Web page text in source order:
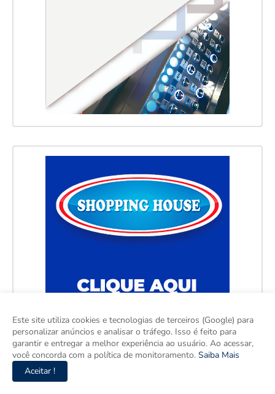
Este site utiliza cookies e tecnologias de terceiros (Google) para
personalizar anúncios e analisar o tráfego. Isso é feito para
garantir e entregar a melhor experiência ao usuário. Ao acessar,
você concorda com a política de monitoramento. Saiba Mais
Aceitar !